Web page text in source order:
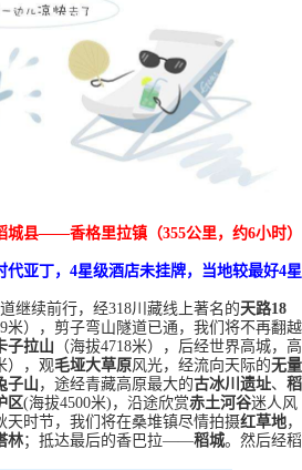
城县——香格里拉镇 （355公里， 约6小时）
亚丁， 4星级酒店未挂牌，当地较最好4星
继续前行，经318川藏线上著名的天路18
米），剪子弯山隧道已通，我们将不再翻越
子拉山 （海拔4718米），后经世界高城，高
），观毛垭大草原风光，经流向天际的无量
子山 ，途经青藏高原最大的古冰川遗址、 稻
区(海拔4500米)，沿途欣赏赤土河谷迷人风
天时节，我们将在桑堆镇尽情拍摄红草地，
林； 抵达最后的香巴拉——稻城。然后经稻